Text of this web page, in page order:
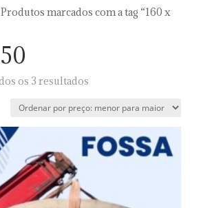
marcados com a tag “160 x
os 3 resultadosClassificado
preço:
baixo
para
alto